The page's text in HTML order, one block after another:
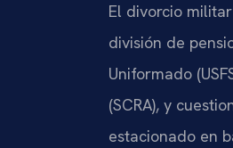
El divorcio
división de
Uniformado
(SCRA), y
estacionado en